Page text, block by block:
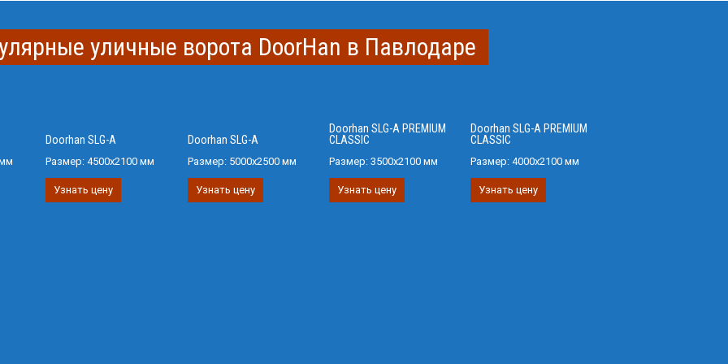
уличные ворота DoorHan в Павлодаре
Doorhan SLG-A
Размер:4500х2100 мм
Узнать цену
Doorhan SLG-A
Размер: 5000х2500 мм
Узнать цену
Doorhan SLG-A PREMIUM
CLASSIC
Размер: 3500х2100 мм
Узнать цену
Doorhan SLG-A PREMIUM
CLASSIC
Размер: 4000х2100 мм
Узнать цену